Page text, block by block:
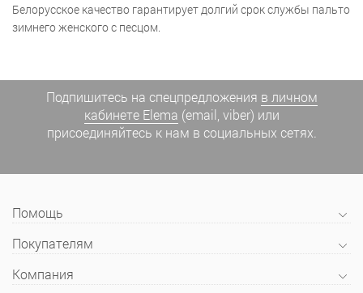
Белорусское качество гарантирует долгий срок службы пальто
зимнего женского с песцом.
Подпишитесь на спецпредложения в личном
кабинете Elema (email, viber) или
присоединяйтесь к нам в социальных сетях.
Помощь
Покупателям
Компания